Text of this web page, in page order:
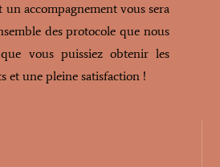
un accompagnement vous sera
des protocole que nous
vous puissiez obtenir les
et une pleine satisfaction !